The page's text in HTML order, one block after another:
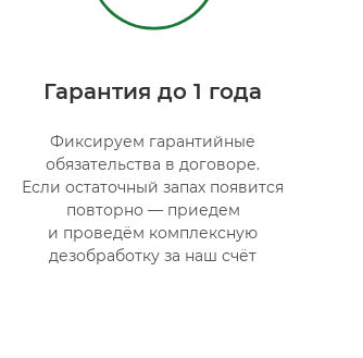
Гарантия до 1 года
Фиксируем гарантийные
обязательства в договоре.
Если остаточный запах появится
повторно — приедем
и проведём комплексную
дезобработку за наш счёт